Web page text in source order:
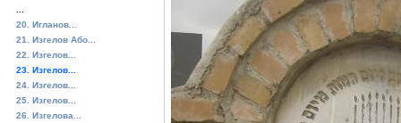
20. Игланов...
21. Изгелов Або...
22. Изгелов...
23. Изгелов...
24. Изгелов...
25. Изгелов...
26. Изгелова...